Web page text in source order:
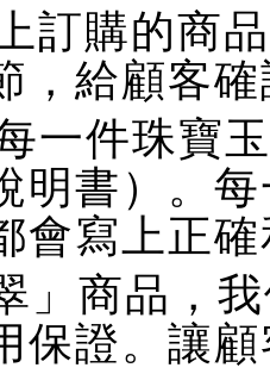
訂購的商
，給顧客
一件珠寶
明書）。
會寫上正
」商品，
保證。讓